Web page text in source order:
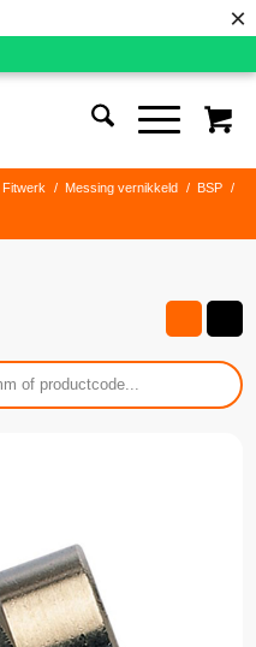
×
Fitwerk / Messing vernikkeld / BSP
/